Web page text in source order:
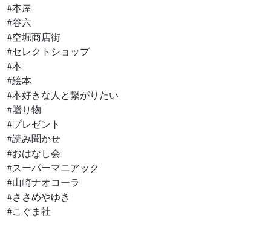
#本屋
#谷六
#空堀商店街
#セレクトショップ
#本
#絵本
#本好きな人と繋がりたい
#贈り物
#プレゼント
#読み聞かせ
#おはなし会
#スーパーマニアック
#山崎ナオコーラ
#ささめやゆき
#こぐま社